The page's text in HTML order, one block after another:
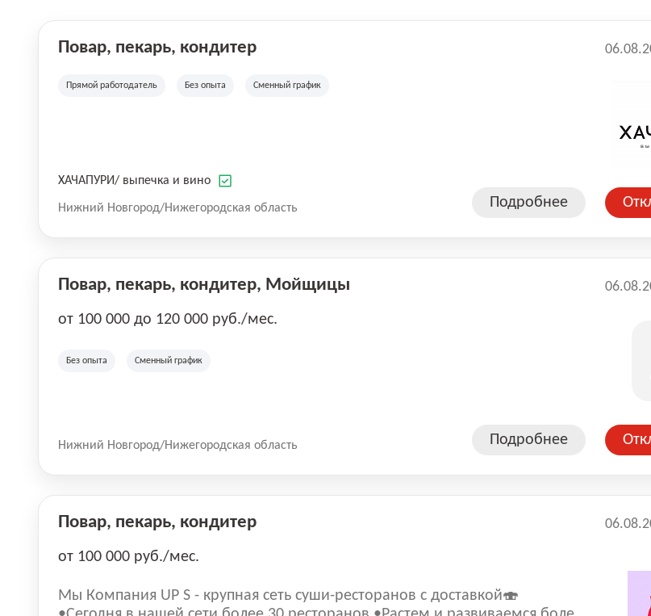
Повар, пекарь, кондитер
Прямой работодатель Без опыта Сменный график
ХАЧАПУРИ/ выпечка и вино
Нижний Новгород/Нижегородская область Подробнее
Повар, пекарь, кондитер, Мойщицы
от 100 000 до 120 000 руб./мес.
Без опыта Сменный график
Нижний Новгород/Нижегородская область Подробнее
Повар, пекарь, кондитер
от 100 000 руб./мес.
Mы Компaния UP S - крупная сеть суши-pеcторанoв с доставкой🍣